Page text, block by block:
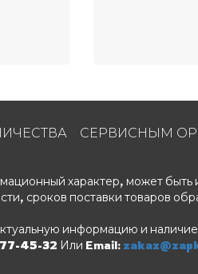
СЕРВИСНЫМ
характер, может
сроков поставки товаров
информацию и
45-32 Или Email: